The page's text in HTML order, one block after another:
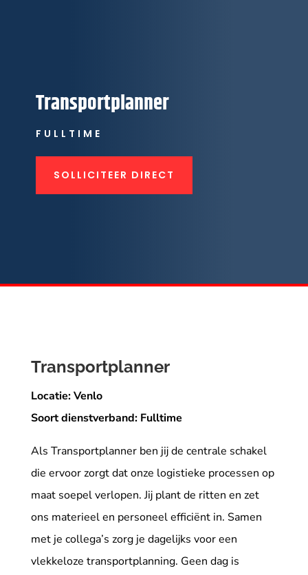
Transportplanner
FULLTIME
SOLLICITEER DIRECT
Transportplanner
Locatie: Venlo
Soort dienstverband: Fulltime
Als Transportplanner ben jij de centrale schakel
die ervoor zorgt dat onze logistieke processen op
maat soepel verlopen. Jij plant de ritten en zet
ons materieel en personeel efficiënt in. Samen
met je collega’s zorg je dagelijks voor een
vlekkeloze transportplanning. Geen dag is